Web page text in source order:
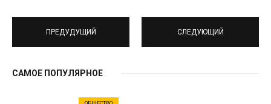
ПРЕДУДУЩИЙ СЛЕДУЮЩИЙ
САМОЕ ПОПУЛЯРНОЕ